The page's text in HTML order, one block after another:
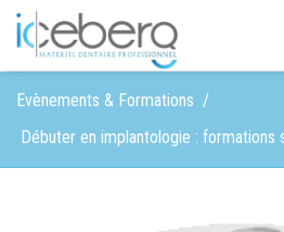
Evènements & Formations /
Débuter en implantologie : formations